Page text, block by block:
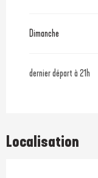
Dimanche
dernier départ à 21h
Localisation